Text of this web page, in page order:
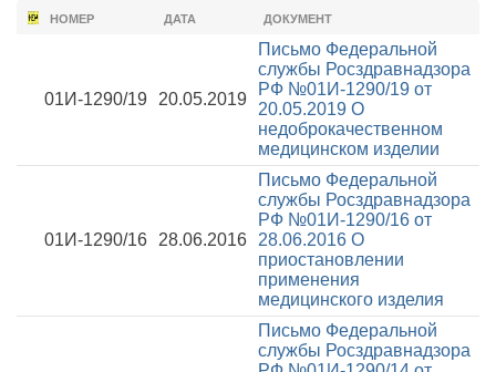
НОМЕР ДАТА ДОКУМЕНТ
01И-1290/19 20.05.2019
Письмо Федеральной
службы Росздравнадзора
РФ №01И-1290/19 от
20.05.2019 О
недоброкачественном
медицинском изделии
01И-1290/16 28.06.2016
Письмо Федеральной
службы Росздравнадзора
РФ №01И-1290/16 от
28.06.2016 О
приостановлении
применения
медицинского изделия
Письмо Федеральной
службы Росздравнадзора